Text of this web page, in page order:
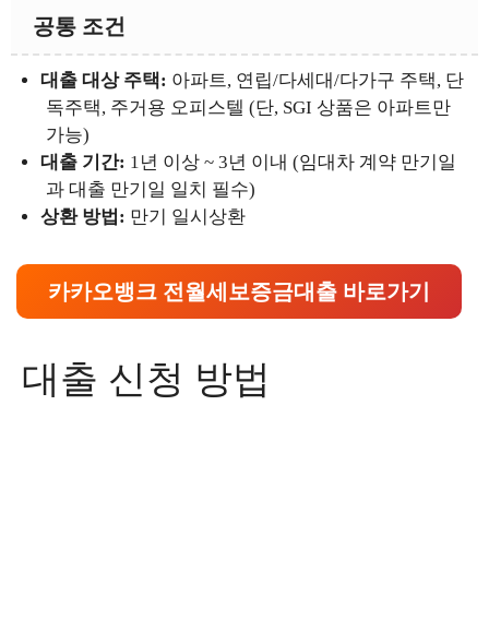
공통 조건
대출 대상 주택: 아파트, 연립/다세대/다가구 주택, 단
독주택, 주거용 오피스텔 (단, SGI 상품은 아파트만
가능)
대출 기간: 1년 이상 ~ 3년 이내 (임대차 계약 만기일
과 대출 만기일 일치 필수)
상환 방법: 만기 일시상환
카카오뱅크 전월세보증금대출 바로가기
대출 신청 방법